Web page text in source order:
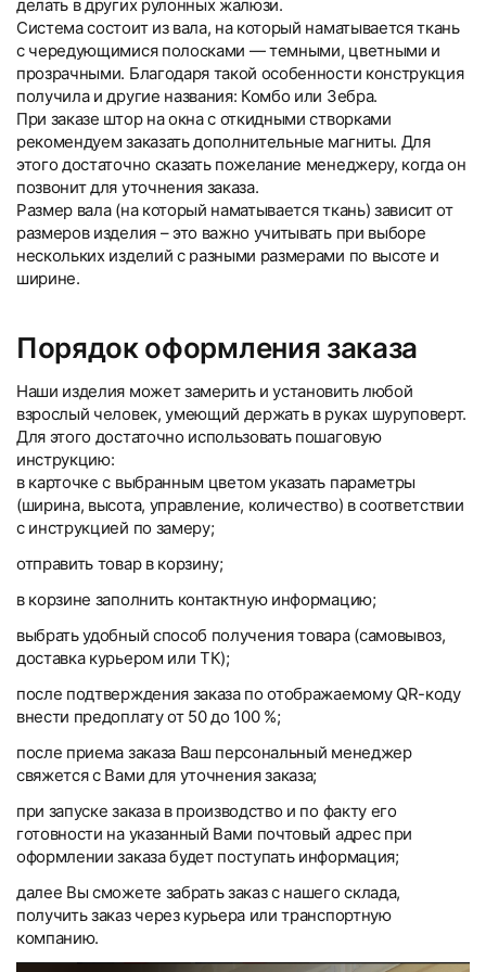
делать в других рулонных жалюзи.
Система состоит из вала, на который наматывается ткань
с чередующимися полосками — темными, цветными и
прозрачными. Благодаря такой особенности конструкция
получила и другие названия: Комбо или Зебра.
При заказе штор на окна с откидными створками
рекомендуем заказать дополнительные магниты. Для
этого достаточно сказать пожелание менеджеру, когда он
позвонит для уточнения заказа.
Размер вала (на который наматывается ткань) зависит от
размеров изделия – это важно учитывать при выборе
нескольких изделий с разными размерами по высоте и
ширине.
Порядок оформления заказа
Наши изделия может замерить и установить любой
взрослый человек, умеющий держать в руках шуруповерт.
Для этого достаточно использовать пошаговую
инструкцию:
в карточке с выбранным цветом указать параметры
(ширина, высота, управление, количество) в соответствии
с инструкцией по замеру;
отправить товар в корзину;
в корзине заполнить контактную информацию;
выбрать удобный способ получения товара (самовывоз,
доставка курьером или ТК);
после подтверждения заказа по отображаемому QR-коду
внести предоплату от 50 до 100 %;
после приема заказа Ваш персональный менеджер
свяжется с Вами для уточнения заказа;
при запуске заказа в производство и по факту его
готовности на указанный Вами почтовый адрес при
оформлении заказа будет поступать информация;
далее Вы сможете забрать заказ с нашего склада,
получить заказ через курьера или транспортную
компанию.